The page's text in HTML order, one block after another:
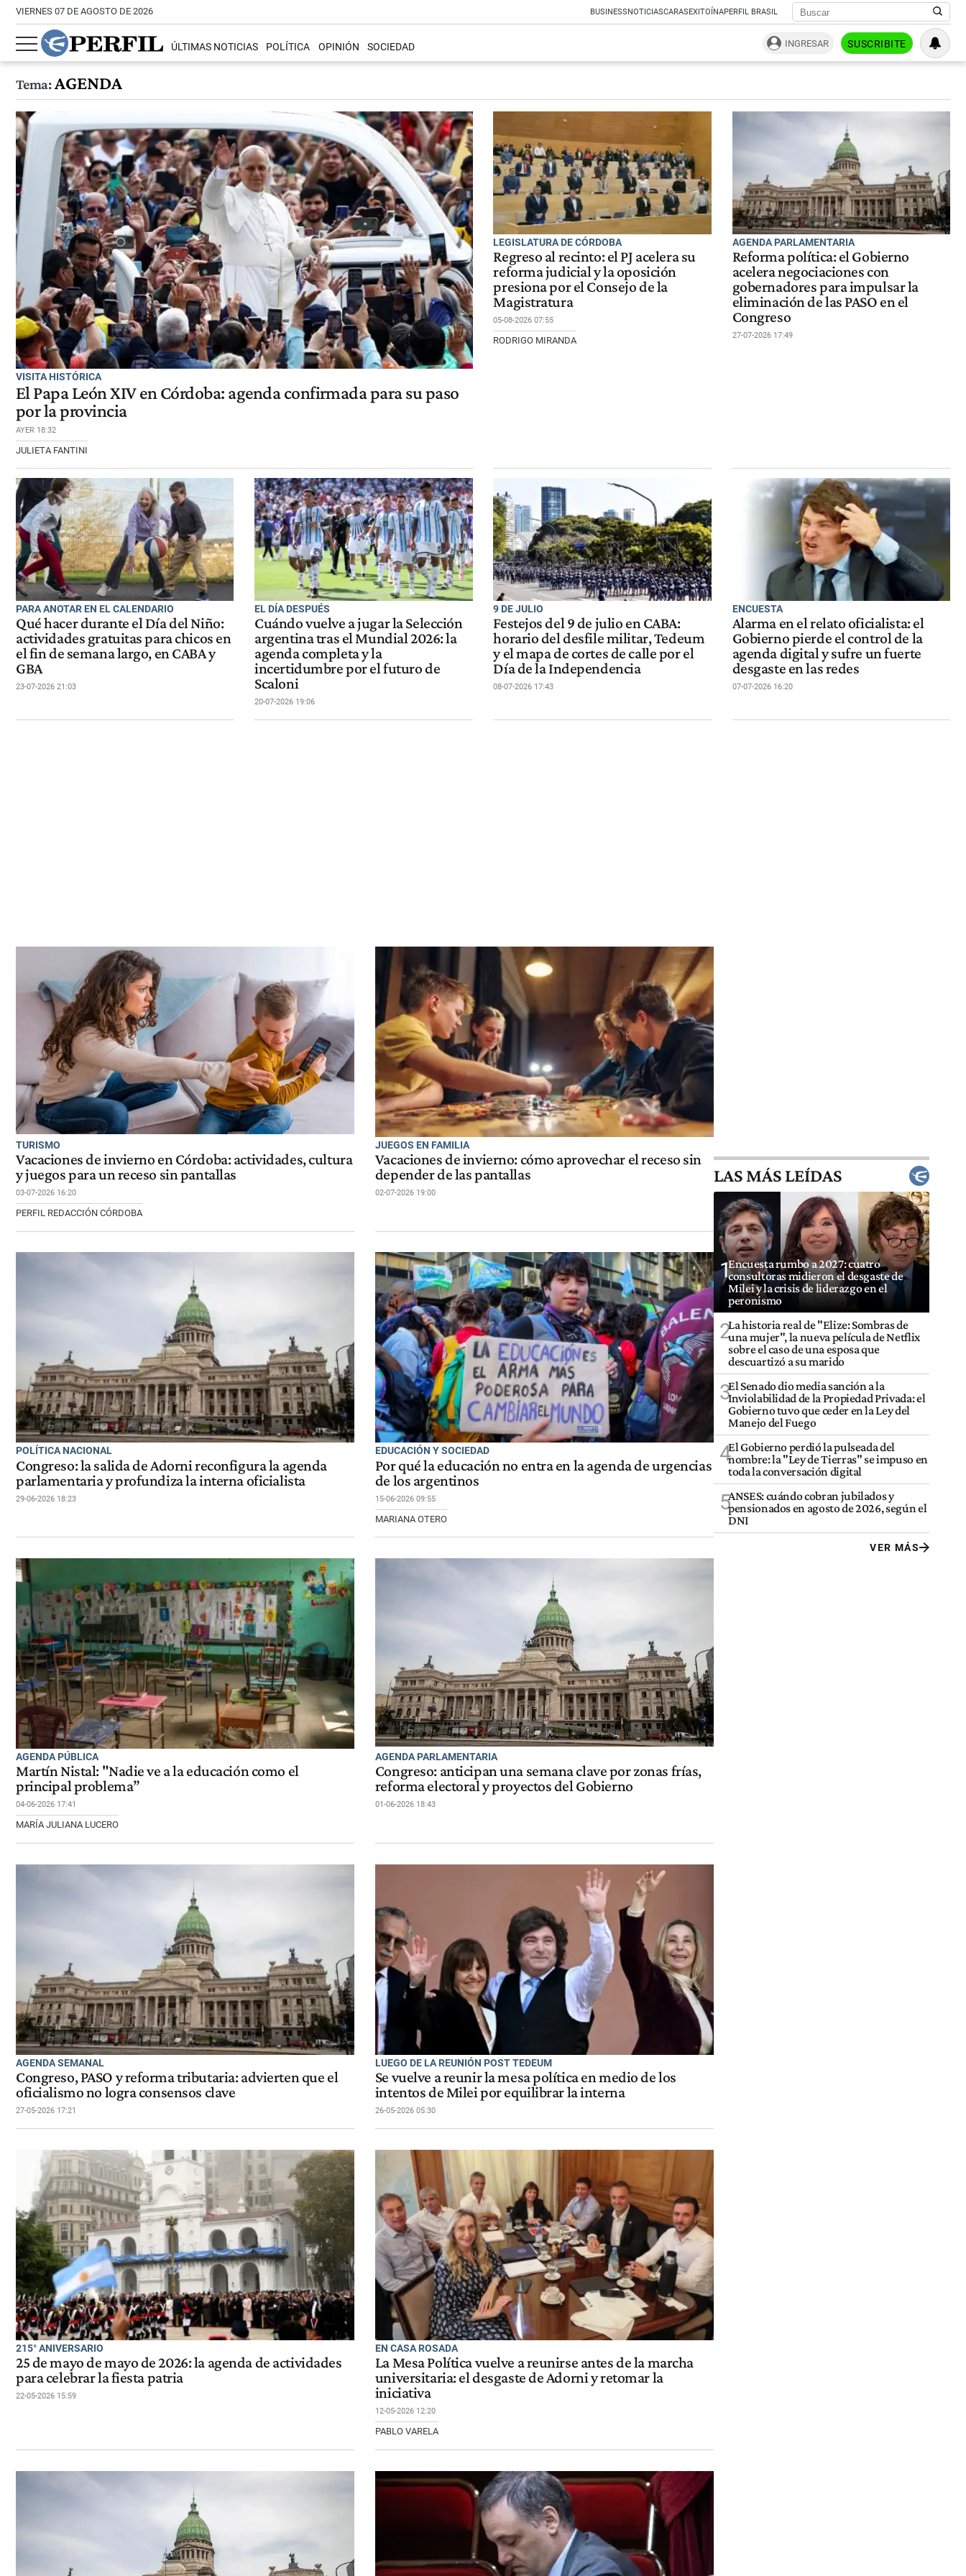
VIERNES 07 DE AGOSTO DE 2026 BUSINESSNOTICIASCARASEXITOÍNAPERFIL BRASIL
ÚLTIMAS NOTICIAS POLÍTICA OPINIÓN SOCIEDAD INGRESAR SUSCRIBITE
Tema:AGENDA
VISITA HISTÓRICA
El Papa León XIV en Córdoba: agenda confirmada para su paso
por la provincia
AYER 18:32
JULIETA FANTINI
LEGISLATURA DE CÓRDOBA
Regreso al recinto: el PJ acelera su
reforma judicial y la oposición
presiona por el Consejo de la
Magistratura
05-08-2026 07:55
RODRIGO MIRANDA
AGENDA PARLAMENTARIA
Reforma política: el Gobierno
acelera negociaciones con
gobernadores para impulsar la
eliminación de las PASO en el
Congreso
27-07-2026 17:49
PARA ANOTAR EN EL CALENDARIO
Qué hacer durante el Día del Niño:
actividades gratuitas para chicos en
el fin de semana largo, en CABA y
GBA
23-07-2026 21:03
EL DÍA DESPUÉS
Cuándo vuelve a jugar la Selección
argentina tras el Mundial 2026: la
agenda completa y la
incertidumbre por el futuro de
Scaloni
20-07-2026 19:06
9 DE JULIO
Festejos del 9 de julio en CABA:
horario del desfile militar, Tedeum
y el mapa de cortes de calle por el
Día de la Independencia
08-07-2026 17:43
ENCUESTA
Alarma en el relato oficialista: el
Gobierno pierde el control de la
agenda digital y sufre un fuerte
desgaste en las redes
07-07-2026 16:20
TURISMO
Vacaciones de invierno en Córdoba: actividades, cultura
y juegos para un receso sin pantallas
03-07-2026 16:20
PERFIL REDACCIÓN CÓRDOBA
JUEGOS EN FAMILIA
Vacaciones de invierno: cómo aprovechar el receso sin
depender de las pantallas
02-07-2026 19:00
POLÍTICA NACIONAL
Congreso: la salida de Adorni reconfigura la agenda
parlamentaria y profundiza la interna oficialista
29-06-2026 18:23
EDUCACIÓN Y SOCIEDAD
Por qué la educación no entra en la agenda de urgencias
de los argentinos
15-06-2026 09:55
MARIANA OTERO
AGENDA PÚBLICA
Martín Nistal: "Nadie ve a la educación como el
principal problema”
04-06-2026 17:41
MARÍA JULIANA LUCERO
AGENDA PARLAMENTARIA
Congreso: anticipan una semana clave por zonas frías,
reforma electoral y proyectos del Gobierno
01-06-2026 18:43
AGENDA SEMANAL
Congreso, PASO y reforma tributaria: advierten que el
oficialismo no logra consensos clave
27-05-2026 17:21
LUEGO DE LA REUNIÓN POST TEDEUM
Se vuelve a reunir la mesa política en medio de los
intentos de Milei por equilibrar la interna
26-05-2026 05:30
215° ANIVERSARIO
25 de mayo de mayo de 2026: la agenda de actividades
para celebrar la fiesta patria
22-05-2026 15:59
EN CASA ROSADA
La Mesa Política vuelve a reunirse antes de la marcha
universitaria: el desgaste de Adorni y retomar la
iniciativa
12-05-2026 12:20
PABLO VARELA
LAS MÁS LEÍDAS
1Encuesta rumbo a 2027: cuatro
consultoras midieron el desgaste de
Milei y la crisis de liderazgo en el
peronismo
2La historia real de "Elize: Sombras de
una mujer", la nueva película de Netflix
sobre el caso de una esposa que
descuartizó a su marido
3El Senado dio media sanción a la
Inviolabilidad de la Propiedad Privada: el
Gobierno tuvo que ceder en la Ley del
Manejo del Fuego
4El Gobierno perdió la pulseada del
nombre: la "Ley de Tierras" se impuso en
toda la conversación digital
5ANSES: cuándo cobran jubilados y
pensionados en agosto de 2026, según el
DNI
VER MÁS